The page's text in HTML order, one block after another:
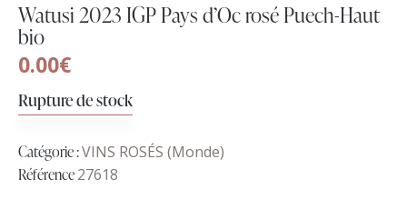
Watusi 2023 IGP Pays d’Oc rosé Puech-Haut
bio
0.00€
Rupture de stock
Catégorie :VINS ROSÉS (Monde)
Référence27618